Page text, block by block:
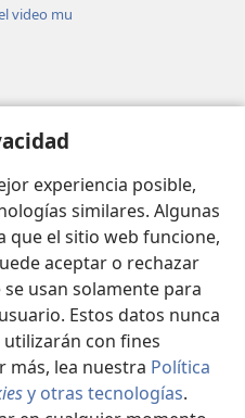
experiencia posible,
similares. Algunas
que el sitio web funcione,
aceptar o rechazar
usan solamente para
Estos datos nunca
con fines
más, lea nuestra Política
y otras tecnologías.
video mu
mu
Watchtower™